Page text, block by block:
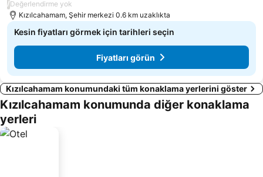
/Değerlendirme yok
Kızılcahamam, Şehir merkezi 0.6 km uzaklıkta
Kesin fiyatları görmek için tarihleri seçin
Fiyatları görün
Kızılcahamam konumundaki tüm konaklama yerlerini göster
Kızılcahamam konumunda diğer konaklama
yerleri